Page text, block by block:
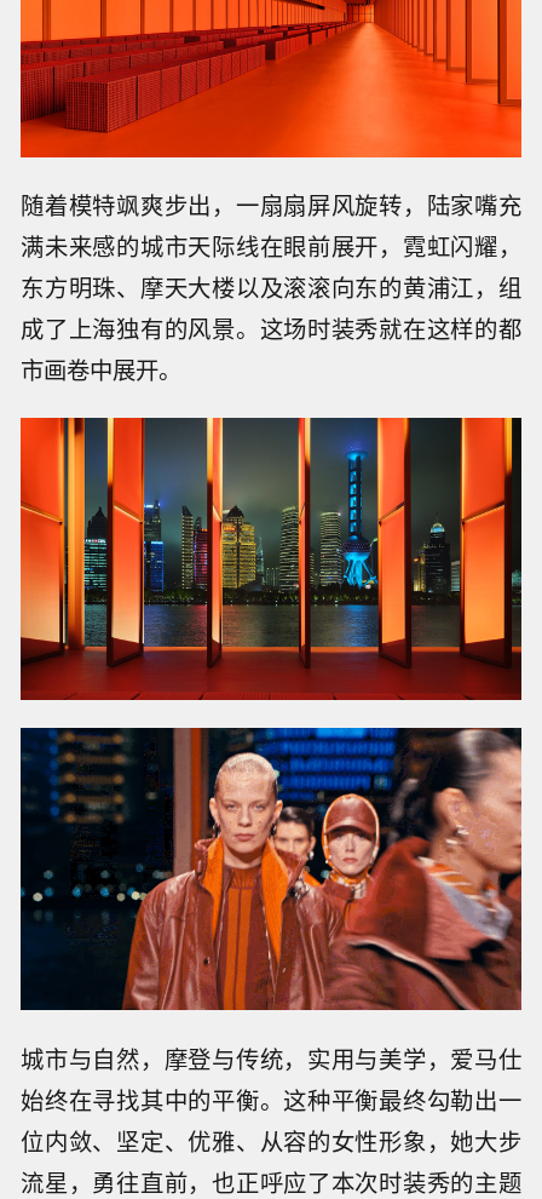
随着模特飒爽步出，一扇扇屏风旋转，陆家嘴充
满未来感的城市天际线在眼前展开，霓虹闪耀，
东方明珠、摩天大楼以及滚滚向东的黄浦江，组
成了上海独有的风景。这场时装秀就在这样的都
市画卷中展开。
城市与自然，摩登与传统，实用与美学，爱马仕
始终在寻找其中的平衡。这种平衡最终勾勒出一
位内敛、坚定、优雅、从容的女性形象，她大步
流星，勇往直前，也正呼应了本次时装秀的主题